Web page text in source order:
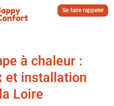
Se faire rappeler
à chaleur :
et installation
Loire